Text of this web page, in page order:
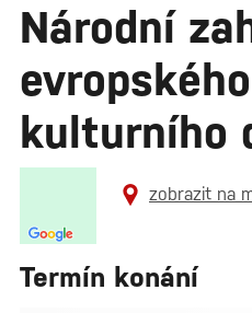
Národní
evropského
kulturního
zobrazit na
Termín konání